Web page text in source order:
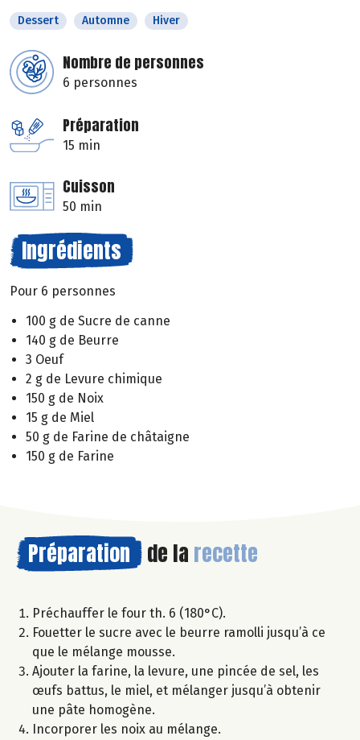
Dessert Automne Hiver
Nombre de personnes
6 personnes
Préparation
15 min
Cuisson
50 min
Ingrédients
Pour 6 personnes
100 g de Sucre de canne
140 g de Beurre
3 Oeuf
2 g de Levure chimique
150 g de Noix
15 g de Miel
50 g de Farine de châtaigne
150 g de Farine
Préparation de la recette
Préchauffer le four th. 6 (180°C).
Fouetter le sucre avec le beurre ramolli jusqu’à ce
que le mélange mousse.
Ajouter la farine, la levure, une pincée de sel, les
œufs battus, le miel, et mélanger jusqu’à obtenir
une pâte homogène.
Incorporer les noix au mélange.